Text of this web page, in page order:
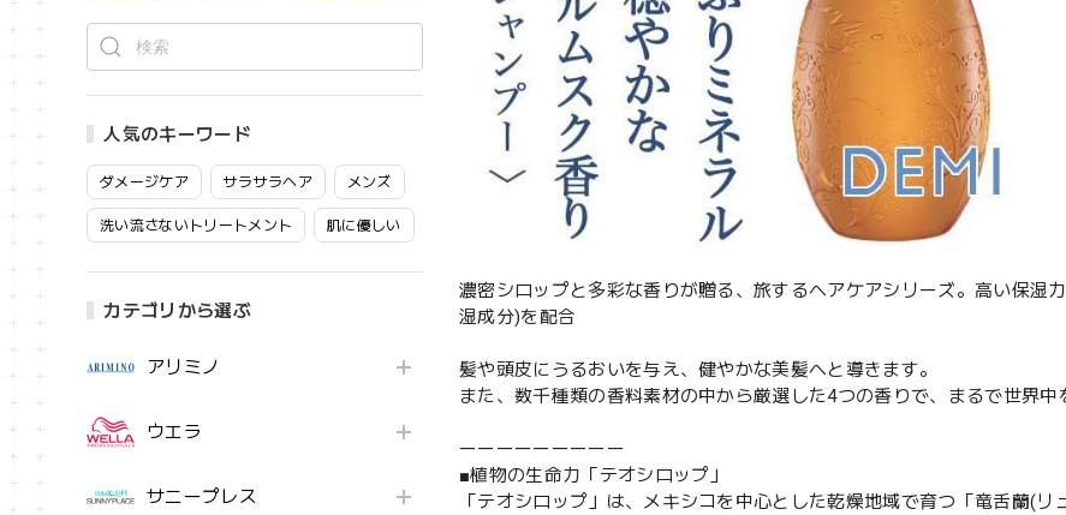
人気のキーワード
ダメージケア サラサラヘア メンズ
洗い流さないトリートメント 肌に優しい
カテゴリから選ぶ
アリミノ
ウエラ
サニープレス
濃密シロップと多彩な香りが贈る、旅するヘアケアシリーズ。高い保湿
湿成分)を配合
髪や頭皮にうるおいを与え、健やかな美髪へと導きます。
また、数千種類の香料素材の中から厳選した4つの香りで、まるで世界中
ーーーーーーーーー
■植物の生命力「テオシロップ」
「テオシロップ」は、メキシコを中心とした乾燥地域で育つ「竜舌蘭(リ